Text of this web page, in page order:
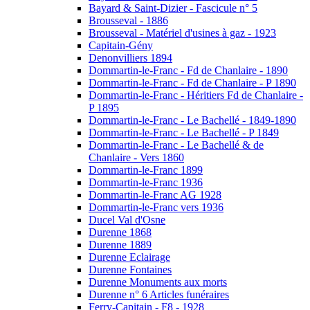
Bayard & Saint-Dizier - Fascicule n° 5
Brousseval - 1886
Brousseval - Matériel d'usines à gaz - 1923
Capitain-Gény
Denonvilliers 1894
Dommartin-le-Franc - Fd de Chanlaire - 1890
Dommartin-le-Franc - Fd de Chanlaire - P 1890
Dommartin-le-Franc - Héritiers Fd de Chanlaire -
P 1895
Dommartin-le-Franc - Le Bachellé - 1849-1890
Dommartin-le-Franc - Le Bachellé - P 1849
Dommartin-le-Franc - Le Bachellé & de
Chanlaire - Vers 1860
Dommartin-le-Franc 1899
Dommartin-le-Franc 1936
Dommartin-le-Franc AG 1928
Dommartin-le-Franc vers 1936
Ducel Val d'Osne
Durenne 1868
Durenne 1889
Durenne Eclairage
Durenne Fontaines
Durenne Monuments aux morts
Durenne n° 6 Articles funéraires
Ferry-Capitain - F8 - 1928